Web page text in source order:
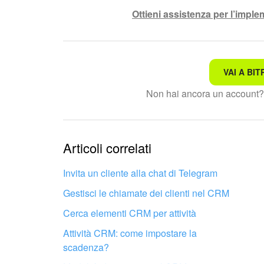
Ottieni assistenza per
Non è quello che sto
Troppo breve, ho bisogno
VAI A
Non hai ancora un account?
Articoli correlati
Invita un cliente alla chat di Telegram
Gestisci le chiamate dei clienti nel CRM
Cerca elementi CRM per attività
Attività CRM: come impostare la
scadenza?